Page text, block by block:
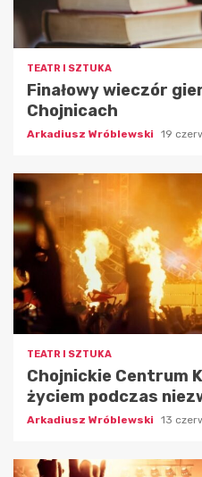
TEATR I SZTUKA
Finałowy wieczór
Chojnicach
Arkadiusz Wróblewski 19
TEATR I SZTUKA
Chojnickie Centrum
życiem podczas
Arkadiusz Wróblewski 13